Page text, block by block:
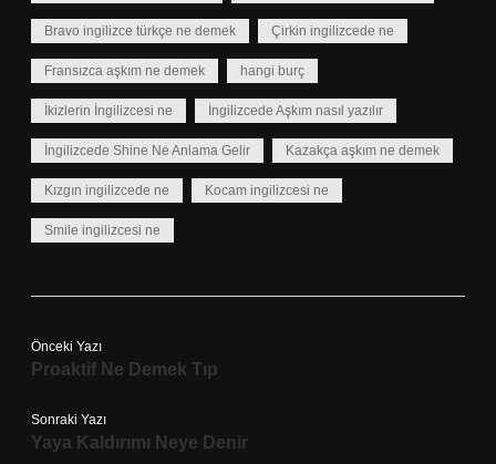
Bravo ingilizce türkçe ne demek Çirkin ingilizcede ne
Fransızca aşkım ne demek hangi burç
İkizlerin İngilizcesi ne İngilizcede Aşkım nasıl yazılır
İngilizcede Shine Ne Anlama Gelir Kazakça aşkım ne demek
Kızgın ingilizcede ne Kocam ingilizcesi ne
Smile ingilizcesi ne
Önceki Yazı
Proaktif Ne Demek Tıp
Sonraki Yazı
Yaya Kaldırımı Neye Denir